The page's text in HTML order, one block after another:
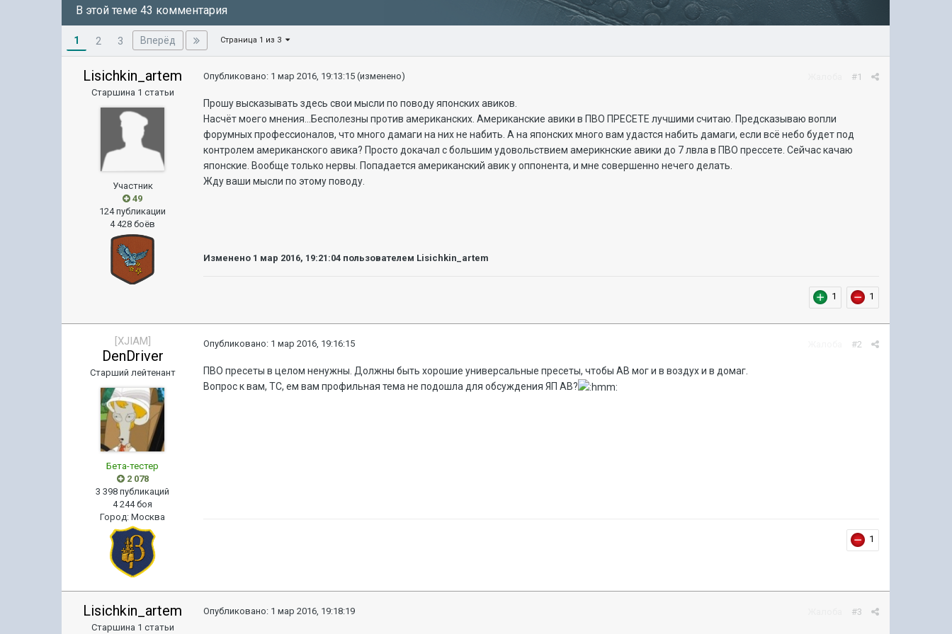
В этой теме 43 комментария
1 2 3 Вперёд Страница 1 из 3
Lisichkin_artem
Старшина 1 статьи
Участник
49
124 публикации
4 428 боёв
#1
Опубликовано: 1 мар 2016, 19:13:15 (изменено)
Прошу высказывать здесь свои мысли по поводу японских авиков.
Насчёт моего мнения...Бесполезны против американских. Американские авики в ПВО ПРЕСЕТЕ лучшими считаю. Предсказываю вопли
форумных профессионалов, что много дамаги на них не набить. А на японских много вам удастся набить дамаги, если всё небо будет под
контролем американского авика? Просто докачал с большим удовольствием америкнские авики до 7 лвла в ПВО прессете. Сейчас качаю
японские. Вообще только нервы. Попадается американский авик у оппонента, и мне совершенно нечего делать.
Жду ваши мысли по этому поводу.
Изменено 1 мар 2016, 19:21:04 пользователем Lisichkin_artem
1 1
[XJIAM]
DenDriver
Старший лейтенант
Бета-тестер
2 078
3 398 публикаций
4 244 боя
Город:Москва
#2
Опубликовано: 1 мар 2016, 19:16:15
ПВО пресеты в целом ненужны. Должны быть хорошие универсальные пресеты, чтобы АВ мог и в воздух и в домаг.
Вопрос к вам, ТС, ем вам профильная тема не подошла для обсуждения ЯП АВ?
1
Lisichkin_artem
Старшина 1 статьи
#3
Опубликовано: 1 мар 2016, 19:18:19